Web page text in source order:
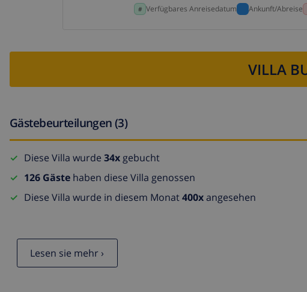
Verfügbares Anreisedatum Ankunft/Abreise
VILLA
Gästebeurteilungen (3)
Diese Villa wurde 34x gebucht
126 Gäste haben diese Villa genossen
Diese Villa wurde in diesem Monat400xangesehen
Lesen sie mehr ›